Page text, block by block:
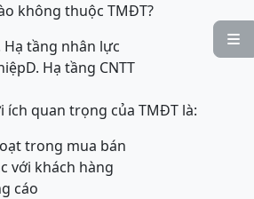

không thuộc TMĐT?
Hạ tầng nhân lực
D. Hạ tầng CNTT
quan trọng của TMĐT là:
trong mua bán
với khách hàng
cáo